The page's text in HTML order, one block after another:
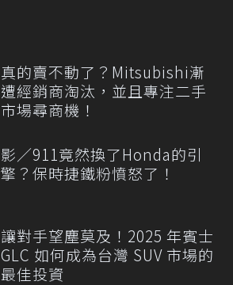
真的賣不動了？Mitsubishi漸
遭經銷商淘汰，並且專注二手
市場尋商機！
影／911竟然換了Honda的引
擎？保時捷鐵粉憤怒了！
讓對手望塵莫及！2025 年賓士
GLC 如何成為台灣 SUV 市場的
最佳投資